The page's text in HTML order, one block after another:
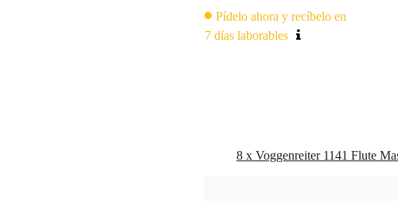
Pídelo ahora y recíbelo en
7 días laborables